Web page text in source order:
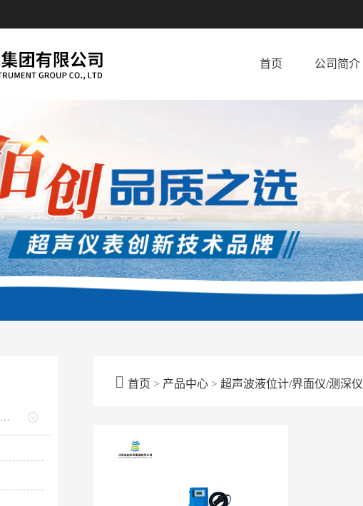
首页 公司简介
 首页 > 产品中心 > 超声波液位计/界面仪/测深仪
外测超声波液位计/液位开关